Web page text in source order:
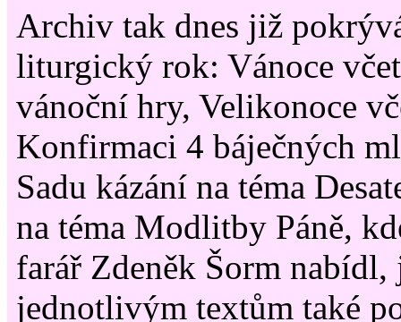
Archiv tak dnes již
liturgický rok: Vánoce
vánoční hry, Velikonoce
Konfirmaci 4 báječných
Sadu kázání na téma
na téma Modlitby Páně,
farář Zdeněk Šorm nabídl,
jednotlivým textům také